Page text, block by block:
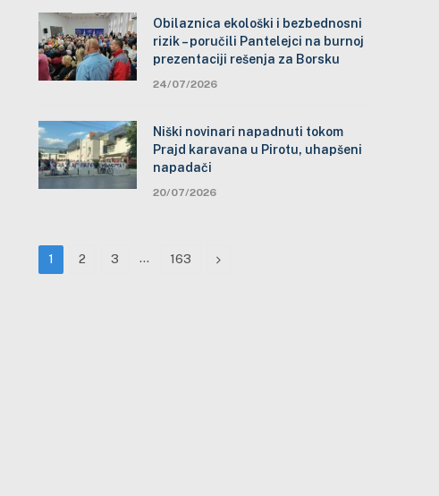
Obilaznica ekološki i bezbednosni
rizik – poručili Pantelejci na burnoj
prezentaciji rešenja za Borsku
24/07/2026
Niški novinari napadnuti tokom
Prajd karavana u Pirotu, uhapšeni
napadači
20/07/2026
1 2 3 … 163 Next